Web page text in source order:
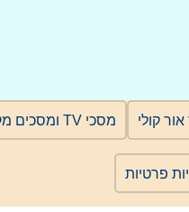
קולי מסכי TV ומסכים מקצועיים
פרטיות